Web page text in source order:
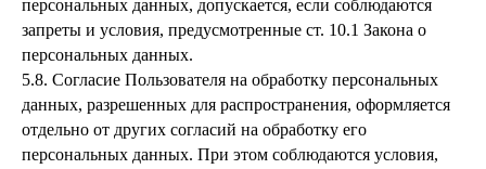
персональных данных, допускается, если соблюдаются
запреты и условия, предусмотренные ст. 10.1 Закона о
персональных данных.
5.8. Согласие Пользователя на обработку персональных
данных, разрешенных для распространения, оформляется
отдельно от других согласий на обработку его
персональных данных. При этом соблюдаются условия,